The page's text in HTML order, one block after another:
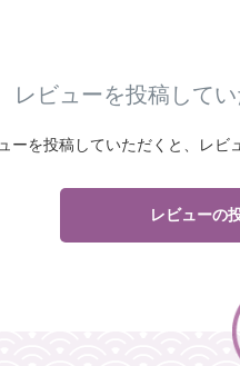
レビューを投稿して
ーを投稿していただくと、 レビ
レビューの